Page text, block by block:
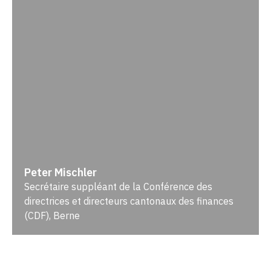
Peter Mischler
Secrétaire suppléant de la Conférence des
directrices et directeurs cantonaux des finances
(CDF), Berne